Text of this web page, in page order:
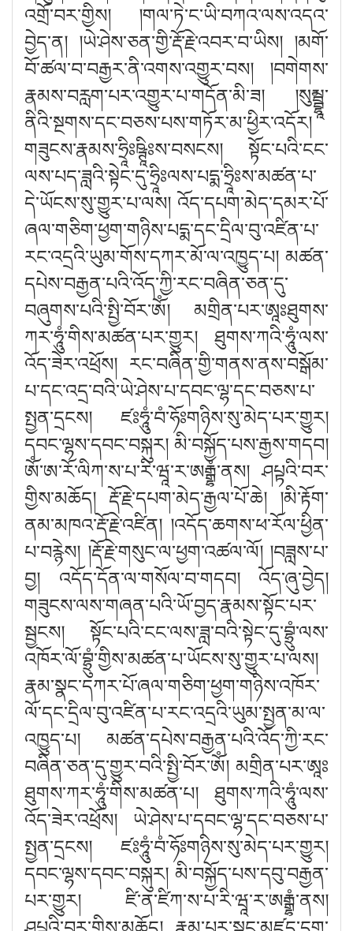
འགྲོ་བར་གྱིས། །གལ་ཏེ་ང་ཡི་བཀའ་ལས་འདའ་
བྱེད་ན། །ཡེ་ཤེས་ཅན་གྱི་རྡོ་རྗེ་འབར་བ་ཡིས། །མགོ་
བོ་ཚལ་བ་བརྒྱར་ནི་འགས་འགྱུར་བས། །བགེགས་
རྣམས་བརླག་པར་འགྱུར་པ་གདོན་མི་ཟ། །སུམྦྷཱ་
ནིའི་སྔགས་དང་བཅས་པས་གཏོར་མ་ཕྱིར་འདོར།
གཟུངས་རྣམས་ཧྲཱིཥྚཱིས་བསངས། སྟོང་པའི་ངང་
ལས་པད་ཟླའི་སྟེང་དུ་ཧྲཱིལས་པདྨ་ཧྲཱིས་མཚན་པ་
དེ་ཡོངས་སུ་གྱུར་པ་ལས། འོད་དཔག་མེད་དམར་པོ་
ཞལ་གཅིག་ཕྱག་གཉིས་པདྨ་དང་དྲིལ་བུ་འཛིན་པ་
རང་འདྲའི་ཡུམ་གོས་དཀར་མོ་ལ་འཁྱུད་པ། མཚན་
དཔེས་བརྒྱན་པའི་འོད་ཀྱི་རང་བཞིན་ཅན་དུ་
བཞུགས་པའི་སྤྱི་བོར་ཨོཾ། མགྲིན་པར་ཨཱཐུགས་
ཀར་ཧཱུཾ་གིས་མཚན་པར་གྱུར། ཐུགས་ཀའི་ཧཱུཾ་ལས་
འོད་ཟེར་འཕྲོས། རང་བཞིན་གྱི་གནས་ནས་བསྒོམ་
པ་དང་འདྲ་བའི་ཡེ་ཤེས་པ་དབང་ལྷ་དང་བཅས་པ་
སྤྱན་དྲངས། ཛཧཱུཾ་བཾ་ཧོགཉིས་སུ་མེད་པར་གྱུར།
དབང་ལྷས་དབང་བསྐུར། མི་བསྐྱོད་པས་རྒྱས་གདབ།
ཨོཾ་ཨ་རོ་ལིཀ་ས་པ་རི་ཝཱ་ར་ཨརྒྷཾ་ནས། ཤཔྟའི་བར་
གྱིས་མཆོད། རྡོ་རྗེ་དཔག་མེད་རྒྱལ་པོ་ཆེ། །མི་རྟོག་
ནམ་མཁའ་རྡོ་རྗེ་འཛིན། །འདོད་ཆགས་ཕ་རོལ་ཕྱིན་
པ་བརྙེས། །རྡོ་རྗེ་གསུང་ལ་ཕྱག་འཚལ་ལོ། །བཟླས་པ་
བྱ། འདོད་དོན་ལ་གསོལ་བ་གདབ། འོད་ཞུ་བྱེད།
གཟུངས་ལས་གཞན་པའི་ཡོ་བྱད་རྣམས་སྟོང་པར་
སྦྱངས། སྟོང་པའི་ངང་ལས་ཟླ་བའི་སྟེང་དུ་བྷྲུཾ་ལས་
འཁོར་ལོ་བྷྲུཾ་གྱིས་མཚན་པ་ཡོངས་སུ་གྱུར་པ་ལས།
རྣམ་སྣང་དཀར་པོ་ཞལ་གཅིག་ཕྱག་གཉིས་འཁོར་
ལོ་དང་དྲིལ་བུ་འཛིན་པ་རང་འདྲའི་ཡུམ་སྤྱན་མ་ལ་
འཁྱུད་པ། མཚན་དཔེས་བརྒྱན་པའི་འོད་ཀྱི་རང་
བཞིན་ཅན་དུ་གྱུར་བའི་སྤྱི་བོར་ཨོཾ། མགྲིན་པར་ཨཱ
ཐུགས་ཀར་ཧཱུཾ་གིས་མཚན་པ། ཐུགས་ཀའི་ཧཱུཾ་ལས་
འོད་ཟེར་འཕྲོས། ཡེ་ཤེས་པ་དབང་ལྷ་དང་བཅས་པ་
སྤྱན་དྲངས། ཛཧཱུཾ་བཾ་ཧོགཉིས་སུ་མེད་པར་གྱུར།
དབང་ལྷས་དབང་བསྐུར། མི་བསྐྱོད་པས་དབུ་བརྒྱན་
པར་གྱུར། ཛི་ན་ཛིཀ་ས་པ་རི་ཝཱ་ར་ཨརྒྷཾ་ནས།